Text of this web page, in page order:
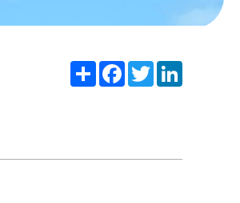
Share Facebook
Twitter